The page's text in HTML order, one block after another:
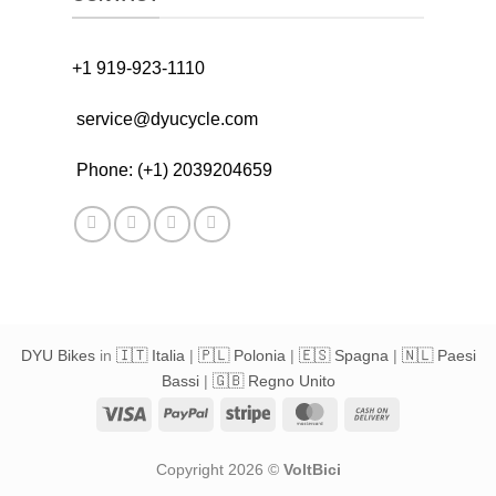
+1 919-923-1110
service@dyucycle.com
Phone: (+1) 2039204659
DYU Bikesin 🇮🇹 Italia | 🇵🇱 Polonia | 🇪🇸 Spagna | 🇳🇱 Paesi
Bassi| 🇬🇧 Regno Unito
Visa
PayPal Stripe MasterCard
Copyright 2026 © VoltBici